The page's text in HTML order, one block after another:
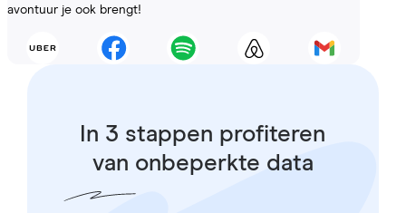
avontuur je ook brengt!
In 3 stappen profiteren
van onbeperkte data